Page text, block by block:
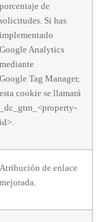
porcentaje de
solicitudes. Si has
implementado
Google Analytics
mediante
Google Tag Manager,
esta cookie se llamará
_dc_gtm_<property-
id>.
Atribución de enlace
mejorada.